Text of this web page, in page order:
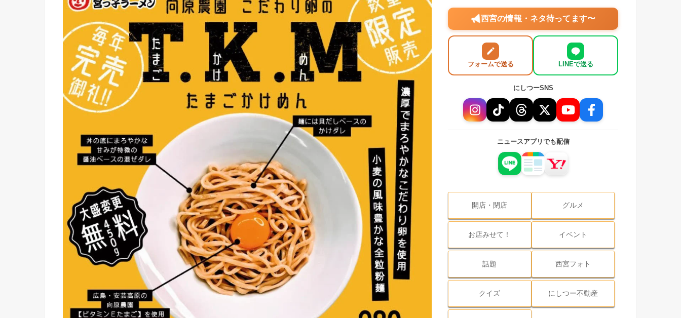
西宮の情報・ネタ待ってます〜
フォームで送る LINEで送る
にしつーSNS
ニュースアプリでも配信
開店・閉店 グルメ
お店みせて！ イベント
話題 西宮フォト
クイズ にしつー不動産